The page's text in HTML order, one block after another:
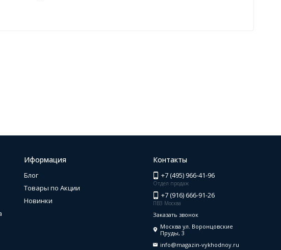
Иформация
Блог
Товары по Акции
Новинки
Контакты
+7 (495) 966-41-96
Отдел продаж
+7 (916) 666-91-26
ПВЗ Москва
Заказать звонок
Москва ул. Воронцовские
Пруды, 3
info@magazin-vykhodnoy.ru